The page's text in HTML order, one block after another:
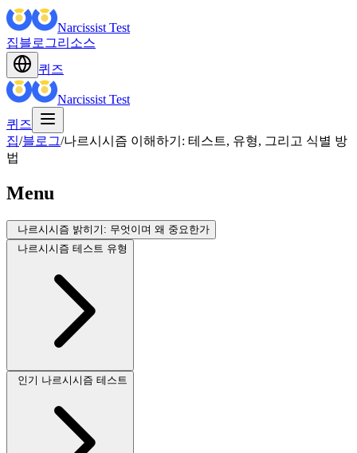
Narcissist Test
집블로그리소스
퀴즈
Narcissist Test
퀴즈
집/블로그/나르시시즘 이해하기: 테스트, 유형, 그리고 식별 방
법
Menu
나르시시즘 밝히기: 무엇이며 왜 중요한가
나르시시즘 테스트 유형
인기 나르시시즘 테스트